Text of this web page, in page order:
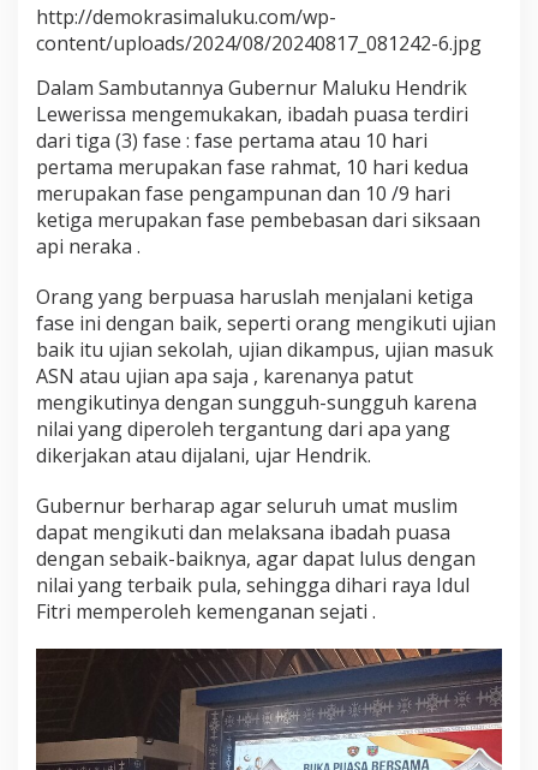
e
m
a
b
M
l
u
k
n
g
a
h
http://demokrasimaluku.com/wp-
content/uploads/2024/08/20240817_081242-6.jpg
Dalam Sambutannya Gubernur Maluku Hendrik
Lewerissa mengemukakan, ibadah puasa terdiri
dari tiga (3) fase : fase pertama atau 10 hari
pertama merupakan fase rahmat, 10 hari kedua
merupakan fase pengampunan dan 10 /9 hari
ketiga merupakan fase pembebasan dari siksaan
api neraka .
Orang yang berpuasa haruslah menjalani ketiga
fase ini dengan baik, seperti orang mengikuti ujian
baik itu ujian sekolah, ujian dikampus, ujian masuk
ASN atau ujian apa saja , karenanya patut
mengikutinya dengan sungguh-sungguh karena
nilai yang diperoleh tergantung dari apa yang
dikerjakan atau dijalani, ujar Hendrik.
Gubernur berharap agar seluruh umat muslim
dapat mengikuti dan melaksana ibadah puasa
dengan sebaik-baiknya, agar dapat lulus dengan
nilai yang terbaik pula, sehingga dihari raya Idul
Fitri memperoleh kemenganan sejati .